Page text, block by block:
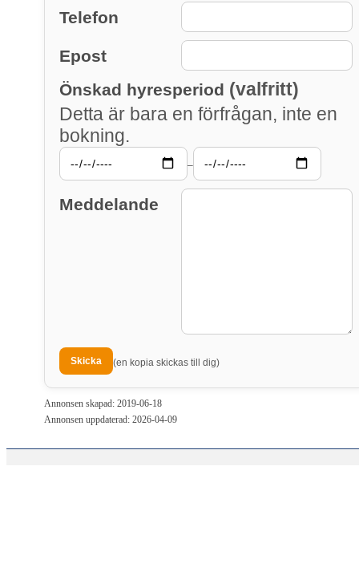
Telefon
Epost
Önskad hyresperiod (valfritt)
Detta är bara en förfrågan, inte en
bokning.
–
Meddelande
(en kopia skickas till dig)
Annonsen skapad: 2019-06-18
Annonsen uppdaterad: 2026-04-09